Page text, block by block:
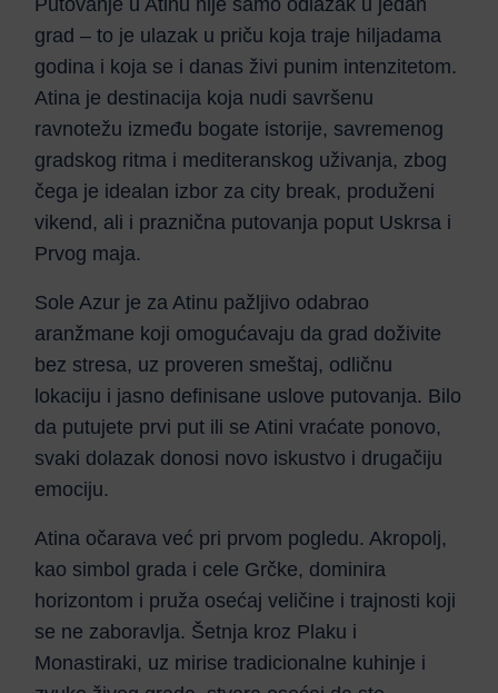
Putovanje u Atinu nije samo odlazak u jedan
grad – to je ulazak u priču koja traje hiljadama
godina i koja se i danas živi punim intenzitetom.
Atina je destinacija koja nudi savršenu
ravnotežu između bogate istorije, savremenog
gradskog ritma i mediteranskog uživanja, zbog
čega je idealan izbor za city break, produženi
vikend, ali i praznična putovanja poput Uskrsa i
Prvog maja.
Sole Azur je za Atinu pažljivo odabrao
aranžmane koji omogućavaju da grad doživite
bez stresa, uz proveren smeštaj, odličnu
lokaciju i jasno definisane uslove putovanja. Bilo
da putujete prvi put ili se Atini vraćate ponovo,
svaki dolazak donosi novo iskustvo i drugačiju
emociju.
Atina očarava već pri prvom pogledu. Akropolj,
kao simbol grada i cele Grčke, dominira
horizontom i pruža osećaj veličine i trajnosti koji
se ne zaboravlja. Šetnja kroz Plaku i
Monastiraki, uz mirise tradicionalne kuhinje i